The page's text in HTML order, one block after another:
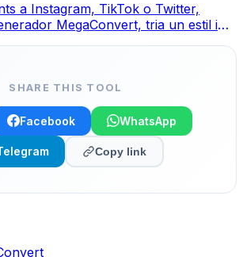
a Instagram, TikTok o Twitter,
MegaConvert, tria un estil i
SHARE THIS TOOL
Facebook WhatsApp
Copy link